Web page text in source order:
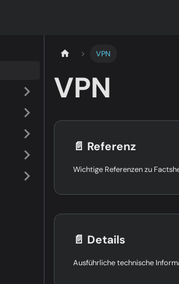
VPN
VPN
📄️ Referenz
📄️ Details